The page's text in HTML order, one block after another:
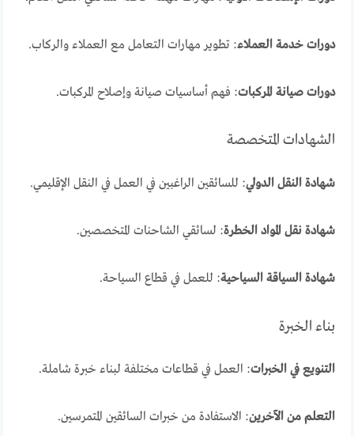
دورات خدمة العملاء: تطوير مهارات التعامل مع العملاء والركاب.
دورات صيانة المركبات: فهم أساسيات صيانة وإصلاح المركبات.
الشهادات المتخصصة
شهادة النقل الدولي: للسائقين الراغبين في العمل في النقل الإقليمي.
شهادة نقل المواد الخطرة: لسائقي الشاحنات المتخصصين.
شهادة السياقة السياحية: للعمل في قطاع السياحة.
بناء الخبرة
التنويع في الخبرات: العمل في قطاعات مختلفة لبناء خبرة شاملة.
التعلم من الآخرين: الاستفادة من خبرات السائقين المتمرسين.